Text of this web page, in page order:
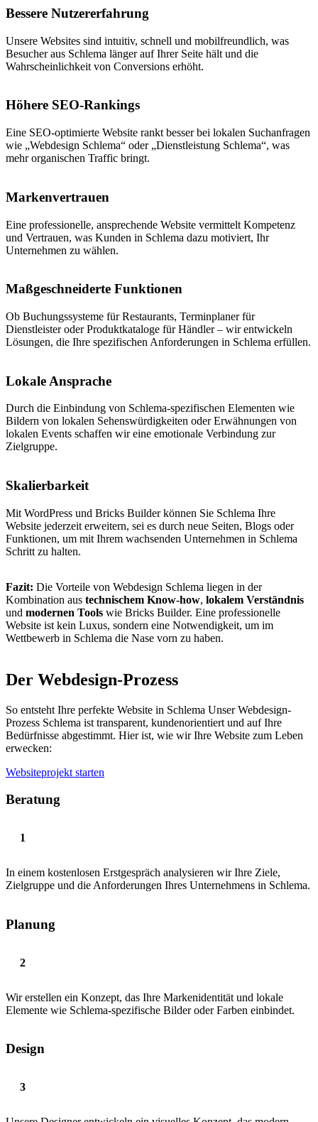
Bessere Nutzererfahrung
Unsere Websites sind intuitiv, schnell und mobilfreundlich, was
Besucher aus Schlema länger auf Ihrer Seite hält und die
Wahrscheinlichkeit von Conversions erhöht.
Höhere SEO-Rankings
Eine SEO-optimierte Website rankt besser bei lokalen Suchanfragen
wie „Webdesign Schlema“ oder „Dienstleistung Schlema“, was
mehr organischen Traffic bringt.
Markenvertrauen
Eine professionelle, ansprechende Website vermittelt Kompetenz
und Vertrauen, was Kunden in Schlema dazu motiviert, Ihr
Unternehmen zu wählen.
Maßgeschneiderte Funktionen
Ob Buchungssysteme für Restaurants, Terminplaner für
Dienstleister oder Produktkataloge für Händler – wir entwickeln
Lösungen, die Ihre spezifischen Anforderungen in Schlema erfüllen.
Lokale Ansprache
Durch die Einbindung von Schlema-spezifischen Elementen wie
Bildern von lokalen Sehenswürdigkeiten oder Erwähnungen von
lokalen Events schaffen wir eine emotionale Verbindung zur
Zielgruppe.
Skalierbarkeit
Mit WordPress und Bricks Builder können Sie Schlema Ihre
Website jederzeit erweitern, sei es durch neue Seiten, Blogs oder
Funktionen, um mit Ihrem wachsenden Unternehmen in Schlema
Schritt zu halten.
Fazit: Die Vorteile von Webdesign Schlema liegen in der
Kombination aus technischem Know-how, lokalem Verständnis
und modernen Tools wie Bricks Builder. Eine professionelle
Website ist kein Luxus, sondern eine Notwendigkeit, um im
Wettbewerb in Schlema die Nase vorn zu haben.
Der Webdesign-Prozess
So entsteht Ihre perfekte Website in Schlema Unser Webdesign-
Prozess Schlema ist transparent, kundenorientiert und auf Ihre
Bedürfnisse abgestimmt. Hier ist, wie wir Ihre Website zum Leben
erwecken:
Websiteprojekt starten
Beratung
In einem kostenlosen Erstgespräch analysieren wir Ihre Ziele,
Zielgruppe und die Anforderungen Ihres Unternehmens in Schlema.
Planung
Wir erstellen ein Konzept, das Ihre Markenidentität und lokale
Elemente wie Schlema-spezifische Bilder oder Farben einbindet.
Design